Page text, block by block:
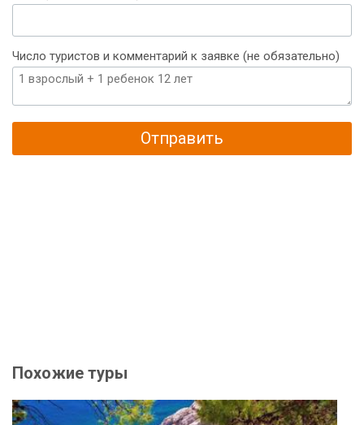
Число туристов и комментарий к заявке (не обязательно)
Отправить
Похожие туры